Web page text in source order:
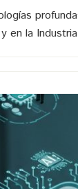
en la